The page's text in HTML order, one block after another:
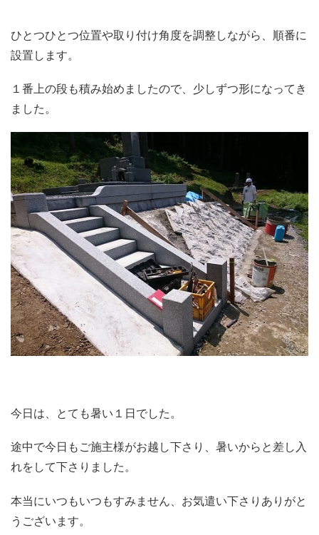
ひとつひとつ位置や取り付け角度を調整しながら、順番に
設置します。
１番上の段も積み始めましたので、少しずつ形になってき
ました。
今日は、とても暑い１日でした。
途中で今日もご施主様がお越し下さり、暑いからと差し入
れをして下さりました。
本当にいつもいつもすみません、お気遣い下さりありがと
うございます。